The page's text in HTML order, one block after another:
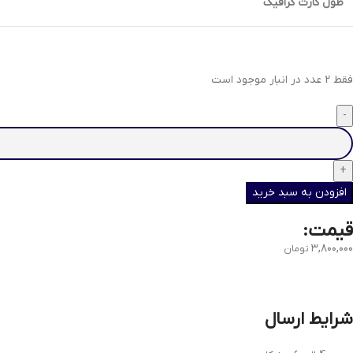
فقط 2 عدد در انبار موجود است
افزودن به سبد خرید
قیمت:
۳,۸۰۰,۰۰۰ تومان
شرایط ارسال